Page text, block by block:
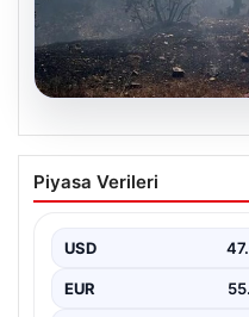
Bursa’daki orman
Piyasa Verileri
USD
EUR